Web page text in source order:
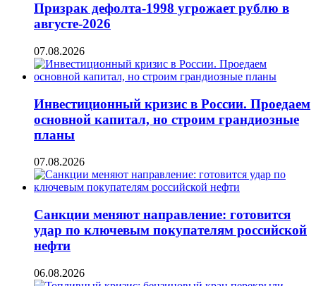
Призрак дефолта-1998 угрожает рублю в
августе-2026
07.08.2026
Инвестиционный кризис в России. Проедаем
основной капитал, но строим грандиозные
планы
07.08.2026
Санкции меняют направление: готовится
удар по ключевым покупателям российской
нефти
06.08.2026